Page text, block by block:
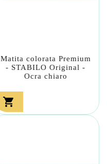
Matita colorata Premium
- STABILO Original -
Ocra chiaro
